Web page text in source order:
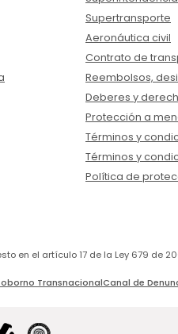
Supertransporte
Aeronáutica civil
Contrato de
Reembolsos,
Deberes y
Protección a
Términos y
Términos y
Política de
en el artículo 17 de la Ley 679 de
TransnacionalCanal de